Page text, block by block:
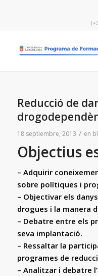
Reducció de
18 septiembre, 2013 / en
Objectius
– Adquirir
sobre polítiques i
– Objectivar els
drogues i la manera
– Debatre entre els
seva implantació.
– Ressaltar la
programes de
– Analitzar i debatre